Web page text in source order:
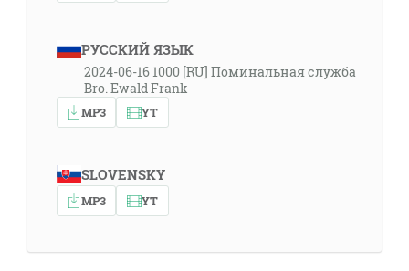
РУССКИЙ ЯЗЫК
2024-06-16 1000 [RU] Поминальная служба
Bro. Ewald Frank
MP3 YT
SLOVENSKY
MP3 YT